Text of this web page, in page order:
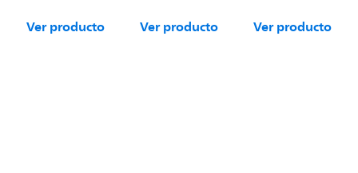
Ver producto Ver producto Ver producto